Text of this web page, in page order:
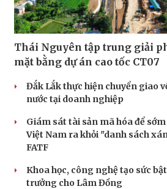
Thái Nguyên tập trung giải
mặt bằng dự án cao tốc CT07
Đắk Lắk thực hiện chuyển giao
nước tại doanh nghiệp
Giám sát tài sản mã hóa để
Việt Nam ra khỏi "danh sách
FATF
Khoa học, công nghệ tạo sức
trưởng cho Lâm Đồng